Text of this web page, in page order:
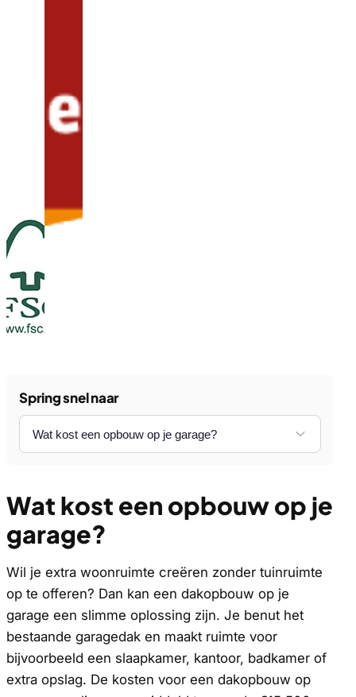
Spring snel naar
Wat kost een opbouw op je
garage?
Wil je extra woonruimte creëren zonder tuinruimte
op te offeren? Dan kan een dakopbouw op je
garage een slimme oplossing zijn. Je benut het
bestaande garagedak en maakt ruimte voor
bijvoorbeeld een slaapkamer, kantoor, badkamer of
extra opslag. De kosten voor een dakopbouw op